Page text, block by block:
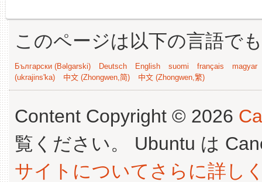
このページは以下の言語で
Български (Bəlgarski) Deutsch English suomi français
magyar
(ukrajins'ka)
中文 (Zhongwen,简) 中文 (Zhongwen,繁)
Content Copyright © 2026
覧ください。 Ubuntu は
サイトについてさらに詳し